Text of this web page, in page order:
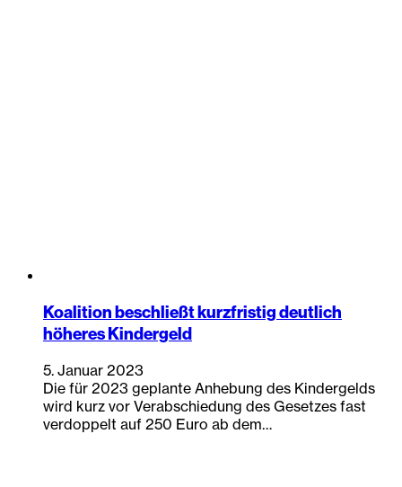
Koalition beschließt kurzfristig deutlich
höheres Kindergeld
5. Januar 2023
Die für 2023 geplante Anhebung des Kindergelds
wird kurz vor Verabschiedung des Gesetzes fast
verdoppelt auf 250 Euro ab dem…